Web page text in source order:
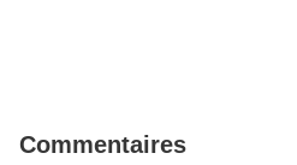
Commentaires